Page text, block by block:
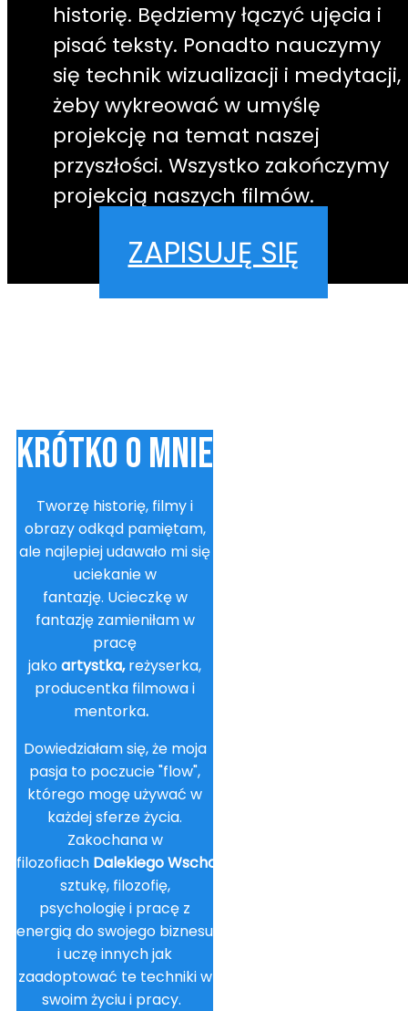
historię. Będziemy łączyć ujęcia i
pisać teksty. Ponadto nauczymy
się technik wizualizacji i medytacji,
żeby wykreować w umyślę
projekcję na temat naszej
przyszłości. Wszystko zakończymy
projekcją naszych filmów.
ZAPISUJĘ SIĘ
KRÓTKO O MNIE
Tworzę historię, filmy i
obrazy odkąd pamiętam,
ale najlepiej udawało mi się
uciekanie w
fantazję. Ucieczkę w
fantazję zamieniłam w
pracę
jakoartystka,reżyserka,
producentka filmowa i
mentorka.
Dowiedziałam się, że moja
pasja to poczucie "flow",
którego mogę używać w
każdej sferze życia.
Zakochana w
filozofiach DalekiegoWschodu
sztukę, filozofię,
psychologię i pracę z
energią do swojego biznesu
i uczę innych jak
zaadoptować te techniki w
swoim życiu i pracy.